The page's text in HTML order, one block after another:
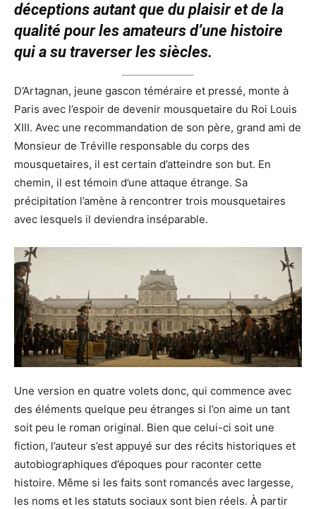
déceptions autant que du plaisir et de la
qualité pour les amateurs d’une histoire
qui a su traverser les siècles.
D’Artagnan, jeune gascon téméraire et pressé, monte à
Paris avec l’espoir de devenir mousquetaire du Roi Louis
XIII. Avec une recommandation de son père, grand ami de
Monsieur de Tréville responsable du corps des
mousquetaires, il est certain d’atteindre son but. En
chemin, il est témoin d’une attaque étrange. Sa
précipitation l’amène à rencontrer trois mousquetaires
avec lesquels il deviendra inséparable.
Une version en quatre volets donc, qui commence avec
des éléments quelque peu étranges si l’on aime un tant
soit peu le roman original. Bien que celui-ci soit une
fiction, l’auteur s’est appuyé sur des récits historiques et
autobiographiques d’époques pour raconter cette
histoire. Même si les faits sont romancés avec largesse,
les noms et les statuts sociaux sont bien réels. À partir